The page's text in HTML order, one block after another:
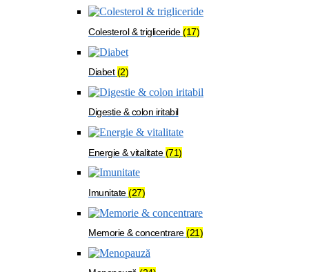
Colesterol & trigliceride(17)
Diabet(2)
Digestie & colon iritabil
Energie & vitalitate(71)
Imunitate(27)
Memorie & concentrare(21)